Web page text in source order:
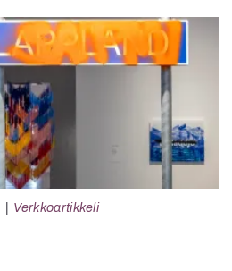
Verkkoartikkeli